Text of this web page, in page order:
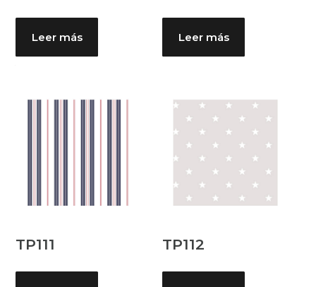
Leer más Leer más
TP111 TP112